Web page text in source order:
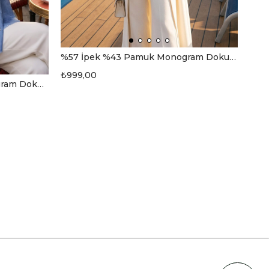
%57 İpek %43 Pamuk Momogram Dokumalı İndigo Renkli 70X190 Yumuşak Dökümlü Şal
%57 İpek %43 Pamuk Monogram Dokumalı Zümrüğt Yeşili Renkli 70X190 Yumuşak Dökümlü Şal
₺999,00